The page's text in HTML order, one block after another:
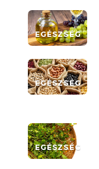
EGÉSZSÉG
EGÉSZSÉG
EGÉSZSÉG